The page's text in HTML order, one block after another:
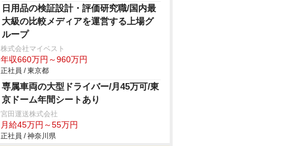
日用品の検証設計・評価研究職/国内最
大級の比較メディアを運営する上場グ
ループ
株式会社マイベスト
年収660万円～960万円
正社員 / 東京都
専属車両の大型ドライバー/月45万可/東
京ドーム年間シートあり
宮田運送株式会社
月給45万円～55万円
正社員 / 神奈川県